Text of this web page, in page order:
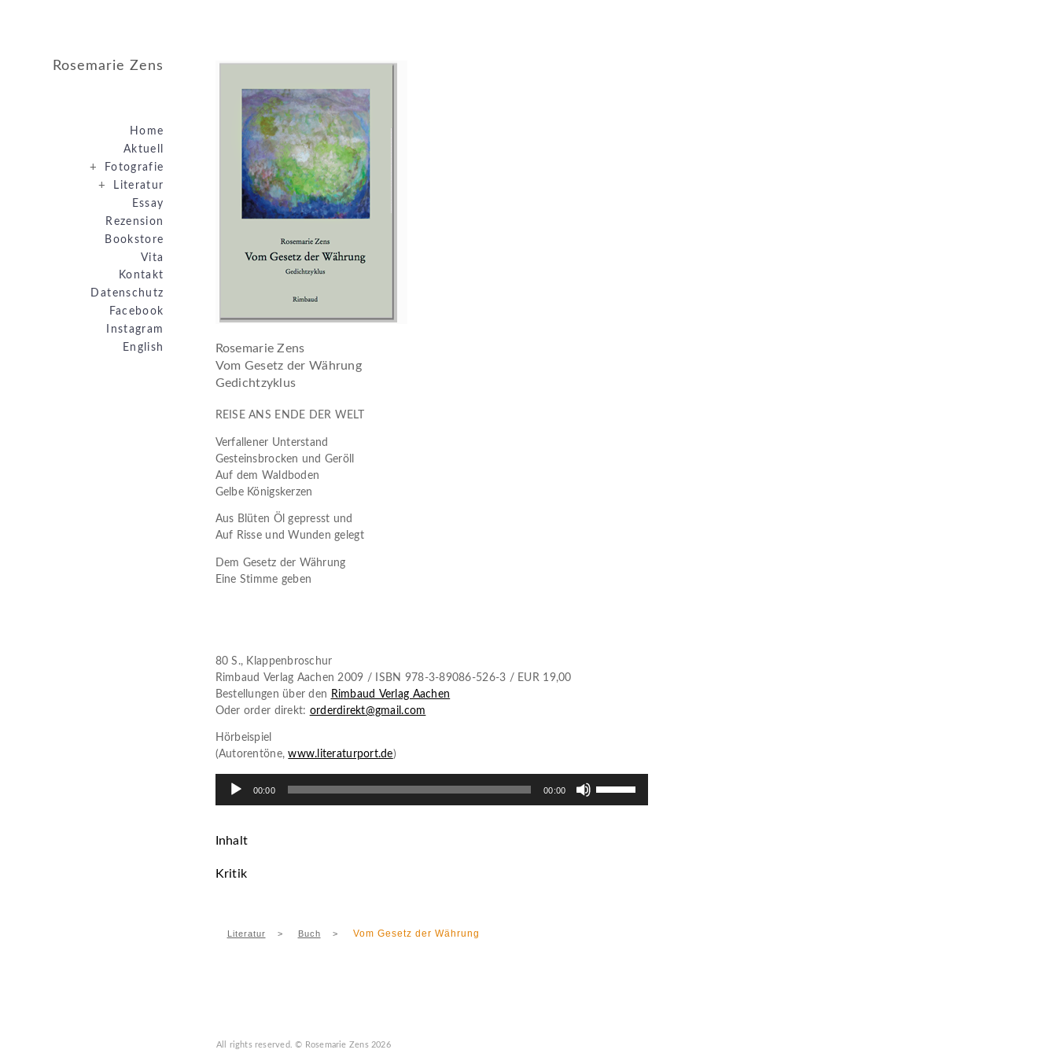
Rosemarie Zens
Home
Aktuell
+ Fotografie
+
Literatur
Essay
Rezension
Bookstore
Vita
Kontakt
Datenschutz
Facebook
Instagram
English
Rosemarie Zens
Vom Gesetz der Währung
Gedichtzyklus
REISE ANS ENDE DER WELT
Verfallener Unterstand
Gesteinsbrocken und Geröll
Auf dem Waldboden
Gelbe Königskerzen
Aus Blüten Öl gepresst und
Auf Risse und Wunden gelegt
Dem Gesetz der Währung
Eine Stimme geben
80 S., Klappenbroschur
Rimbaud Verlag Aachen 2009 / ISBN 978-3-89086-526-3 / EUR 19,00
Bestellungen über den Rimbaud Verlag Aachen
Oder order direkt: orderdirekt@gmail.com
Hörbeispiel
(Autorentöne,www.literaturport.de)
Player
00:00 00:00
Hoch/Runter
benutzen,
Inhalt
Kritik
Literatur > Buch > Vom Gesetz der Währung
All rights reserved.© Rosemarie Zens2026